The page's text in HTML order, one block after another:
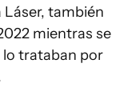
también
mientras se
trataban por